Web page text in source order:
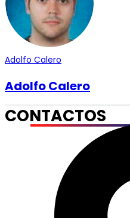
Adolfo Calero
Adolfo Calero
CONTACTOS